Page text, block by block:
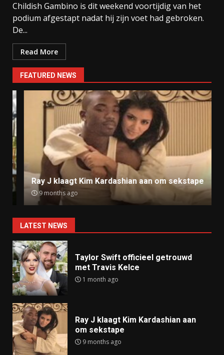
Childish Gambino is dit weekend voortijdig van het
podium afgestapt nadat hij zijn voet had gebroken.
De...
Read More
FEATURED NEWS
Ray J klaagt Kim Kardashian aan om sekstape
9 months ago
LATEST NEWS
Taylor Swift officieel getrouwd
met Travis Kelce
1 month ago
Ray J klaagt Kim Kardashian aan
om sekstape
9 months ago